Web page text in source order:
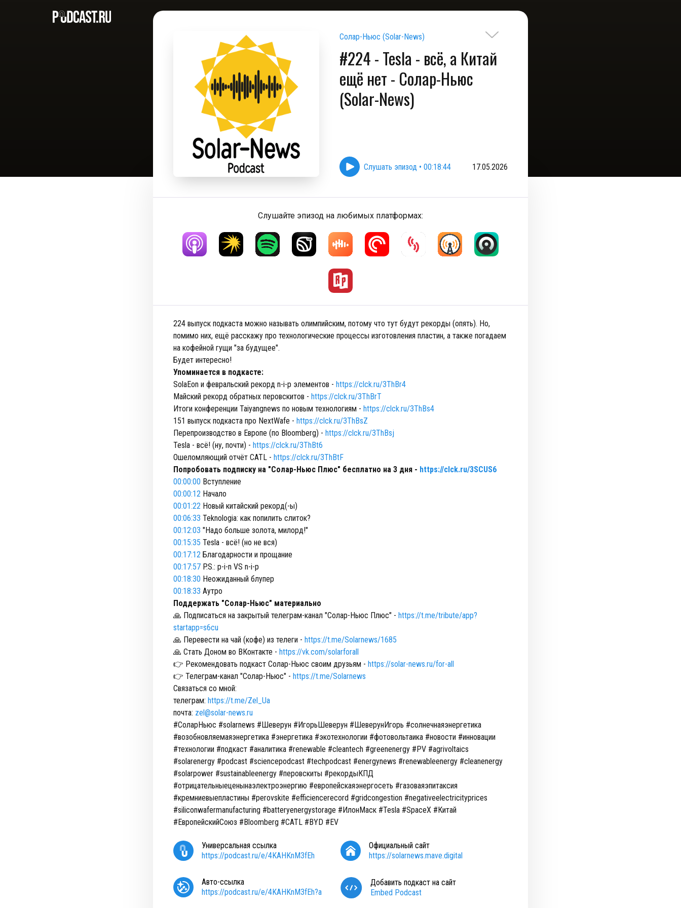
Солар-Ньюс (Solar-News)
#224 - Tesla - всё, а Китай
ещё нет - Солар-Ньюс
(Solar-News)
Слушать эпизод • 00:18:44 17.05.2026
Слушайте эпизод на любимых платформах:
224 выпуск подкаста можно называть олимпийским, потому что тут будут рекорды (опять). Но,
помимо них, ещё расскажу про технологические процессы изготовления пластин, а также погадаем
на кофейной гущи "за будущее".
Будет интересно!
Упоминается в подкасте:
SolaEon и февральский рекорд n-i-p элементов - https://clck.ru/3ThBr4
Майский рекорд обратных перовскитов - https://clck.ru/3ThBrT
Итоги конференции Taiyangnews по новым технологиям - https://clck.ru/3ThBs4
151 выпуск подкаста про NextWafe - https://clck.ru/3ThBsZ
Перепроизводство в Европе (по Bloomberg) - https://clck.ru/3ThBsj
Tesla - всё! (ну, почти) - https://clck.ru/3ThBt6
Ошеломляющий отчёт CATL - https://clck.ru/3ThBtF
Попробовать подписку на "Солар-Ньюс Плюс" бесплатно на 3 дня - https://clck.ru/3SCUS6
00:00:00 Вступление
00:00:12 Начало
00:01:22 Новый китайский рекорд(-ы)
00:06:33 Teknologia: как попилить слиток?
00:12:03 "Надо больше золота, милорд!"
00:15:35 Tesla - всё! (но не вся)
00:17:12 Благодарности и прощание
00:17:57 P.S.: p-i-n VS n-i-p
00:18:30 Неожиданный блупер
00:18:33 Аутро
Поддержать "Солар-Ньюс" материально
🙏 Подписаться на закрытый телеграм-канал "Солар-Ньюс Плюс" - https://t.me/tribute/app?
startapp=s6cu
🙏 Перевести на чай (кофе) из телеги - https://t.me/Solarnews/1685
🙏 Стать Доном во ВКонтакте - https://vk.com/solarforall
👉 Рекомендовать подкаст Солар-Ньюс своим друзьям - https://solar-news.ru/for-all
👉 Телеграм-канал "Солар-Ньюс" - https://t.me/Solarnews
Связаться со мной:
телеграм: https://t.me/Zel_Ua
почта: zel@solar-news.ru
#СоларНьюс #solarnews #Шеверун #ИгорьШеверун #ШеверунИгорь #солнечнаяэнергетика
#возобновляемаяэнергетика #энергетика #экотехнологии #фотовольтаика #новости #инновации
#технологии #подкаст #аналитика #renewable #cleantech #greenenergy #PV #agrivoltaics
#solarenergy #podcast #sciencepodcast #techpodcast #energynews #renewableenergy #cleanenergy
#solarpower #sustainableenergy #перовскиты #рекордыКПД
#отрицательныеценынаэлектроэнергию #европейскаяэнергосеть #газоваяэпитаксия
#кремниевыепластины #perovskite #efficiencerecord #gridcongestion #negativeelectricityprices
#siliconwafermanufacturing #batteryenergystorage #ИлонМаск #Tesla #SpaceX #Китай
#ЕвропейскийСоюз #Bloomberg #CATL #BYD #EV
Универсальная ссылка
https://podcast.ru/e/4KAHKnM3fEh
Официальный сайт
https://solarnews.mave.digital
Авто-ссылка
https://podcast.ru/e/4KAHKnM3fEh?a
Добавить подкаст на сайт
Embed Podcast